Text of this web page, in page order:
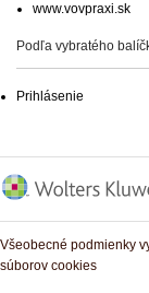
www.vovpraxi.sk
Podľa vybratého
Prihlásenie
Všeobecné podmienky
súborov cookies